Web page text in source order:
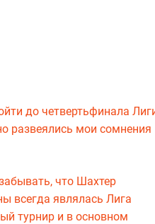
до четвертьфинала
развеялись мои сомнения
что Шахтер
всегда являлась Лига
турнир и в основном